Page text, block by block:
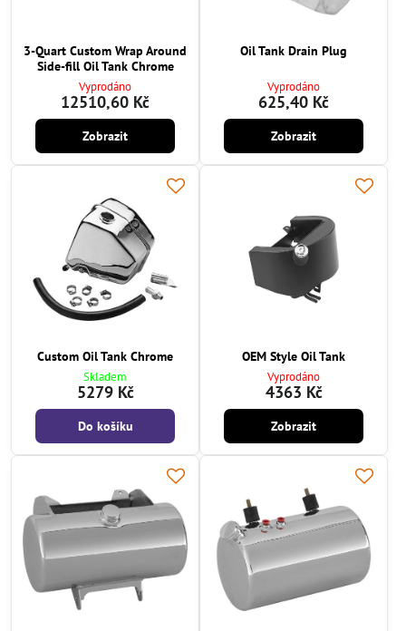
3-Quart Custom Wrap Around
Side-fill Oil Tank Chrome
Vyprodáno
12510,60 Kč
Zobrazit
Oil Tank Drain Plug
Vyprodáno
625,40 Kč
Zobrazit
Custom Oil Tank Chrome
Skladem
5279 Kč
Do košíku
OEM Style Oil Tank
Vyprodáno
4363 Kč
Zobrazit